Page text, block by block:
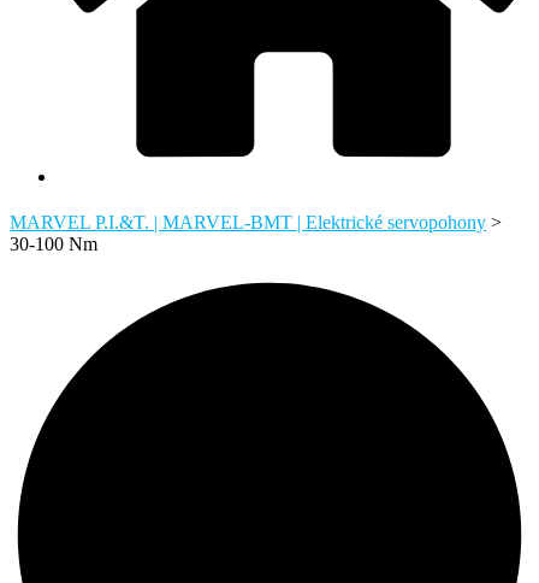
MARVEL P.I.&T. | MARVEL-BMT | Elektrické servopohony >
30-100 Nm